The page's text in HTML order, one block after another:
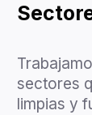
sectores
limpias y